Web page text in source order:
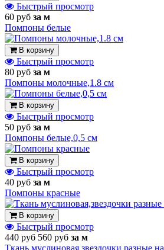
Быстрый просмотр
60 руб за м
Помпоны белые
В корзину
Быстрый просмотр
80 руб за м
Помпоны молочные,1.8 см
В корзину
Быстрый просмотр
50 руб за м
Помпоны белые,0,5 см
В корзину
Быстрый просмотр
40 руб за м
Помпоны красные
В корзину
Быстрый просмотр
440 руб 560 руб за м
Ткань муслиновая,звездочки разные